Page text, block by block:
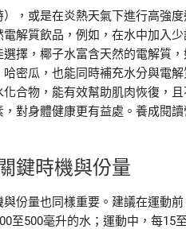
，或是在炎熱天氣下進行高強
解質飲品，例如，在水中加入
擇，椰子水富含天然的電解質
密瓜，也能同時補充水分與電
合物，能有效幫助肌肉恢復，
對身體健康更有益處。養成閱
鍵時機與份量
份量也同樣重要。建議在運動
至500毫升的水；運動中，每